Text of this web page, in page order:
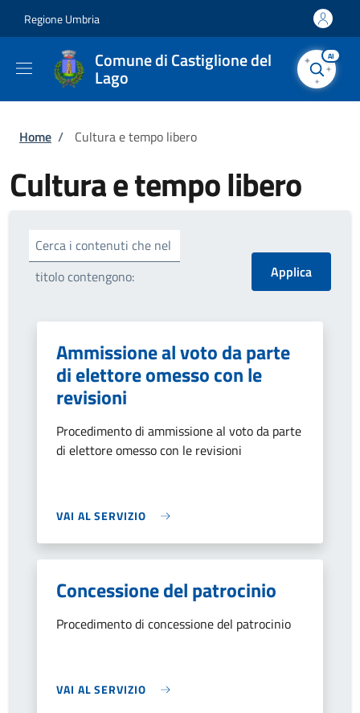
Regione Umbria
Comune di Castiglione del
Lago
AI
Briciole di pane
Home / Cultura e tempo libero
Cultura e tempo libero
Cerca i contenuti che nel
titolo contengono:
Ammissione al voto da parte
di elettore omesso con le
revisioni
Procedimento di ammissione al voto da parte
di elettore omesso con le revisioni
VAI AL SERVIZIO
Concessione del patrocinio
Procedimento di concessione del patrocinio
VAI AL SERVIZIO